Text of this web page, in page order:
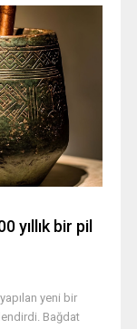
yıllık bir pil
yeni bir
Bağdat